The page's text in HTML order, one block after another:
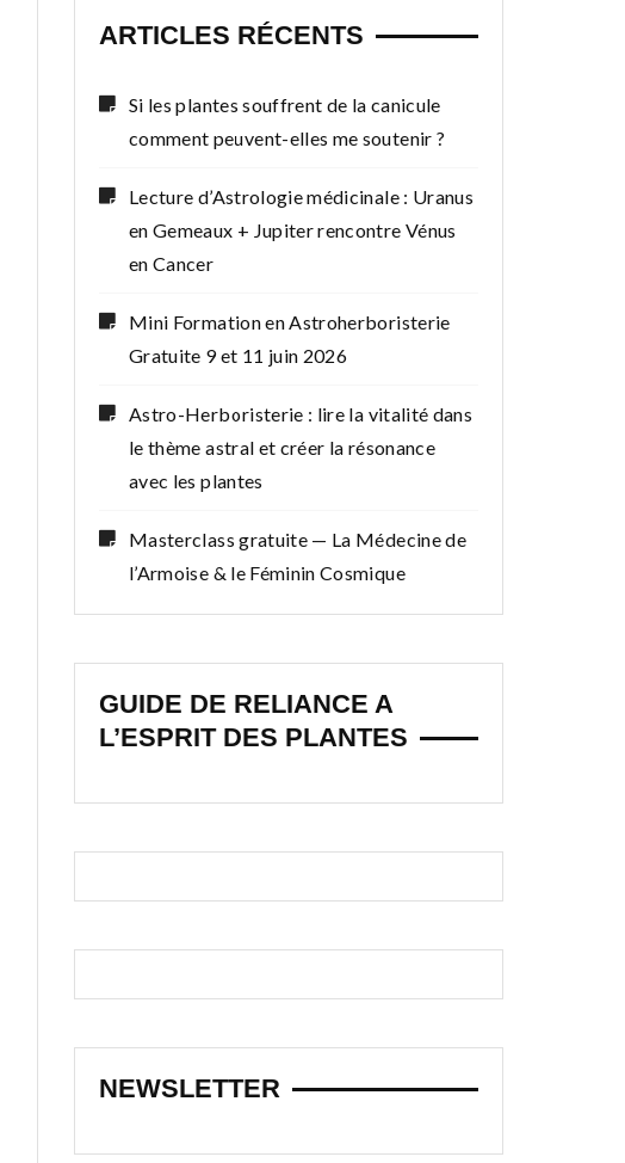
ARTICLES RÉCENTS
Si les plantes souffrent de la canicule
comment peuvent-elles me soutenir ?
Lecture d’Astrologie médicinale : Uranus
en Gemeaux + Jupiter rencontre Vénus
en Cancer
Mini Formation en Astroherboristerie
Gratuite 9 et 11 juin 2026
Astro-Herboristerie : lire la vitalité dans
le thème astral et créer la résonance
avec les plantes
Masterclass gratuite — La Médecine de
l’Armoise & le Féminin Cosmique
GUIDE DE RELIANCE A
L’ESPRIT DES PLANTES
NEWSLETTER